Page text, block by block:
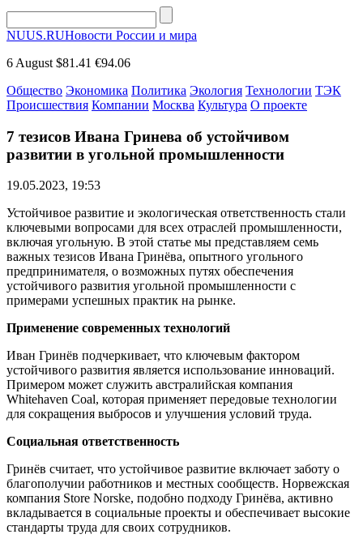
NUUS.RUНовости России и мира
6 August $81.41 €94.06
Общество Экономика Политика Экология Технологии ТЭК
Происшествия Компании Москва Культура О проекте
7 тезисов Ивана Гринева об устойчивом
развитии в угольной промышленности
19.05.2023, 19:53
Устойчивое развитие и экологическая ответственность стали
ключевыми вопросами для всех отраслей промышленности,
включая угольную. В этой статье мы представляем семь
важных тезисов Ивана Гринёва, опытного угольного
предпринимателя, о возможных путях обеспечения
устойчивого развития угольной промышленности с
примерами успешных практик на рынке.
Применение современных технологий
Иван Гринёв подчеркивает, что ключевым фактором
устойчивого развития является использование инноваций.
Примером может служить австралийская компания
Whitehaven Coal, которая применяет передовые технологии
для сокращения выбросов и улучшения условий труда.
Социальная ответственность
Гринёв считает, что устойчивое развитие включает заботу о
благополучии работников и местных сообществ. Норвежская
компания Store Norske, подобно подходу Гринёва, активно
вкладывается в социальные проекты и обеспечивает высокие
стандарты труда для своих сотрудников.